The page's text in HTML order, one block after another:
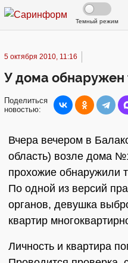
Темный режим
5 октября 2010, 11:16
У дома
Поделиться
новостью:
Вчера вечером в
область) возле дома
прохожие обнаружили
По одной из версий
органов, девушка
квартир
Личность и квартира